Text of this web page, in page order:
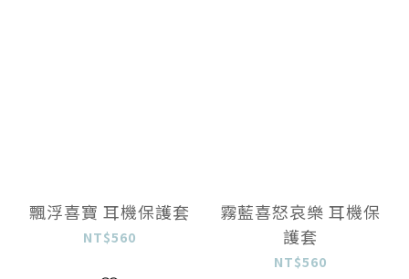
飄浮喜寶 耳機保護套
NT$560
霧藍喜怒哀樂 耳機保
護套
NT$560